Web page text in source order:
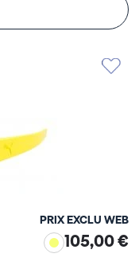
PRIX EXCLU WEB
105,00 €